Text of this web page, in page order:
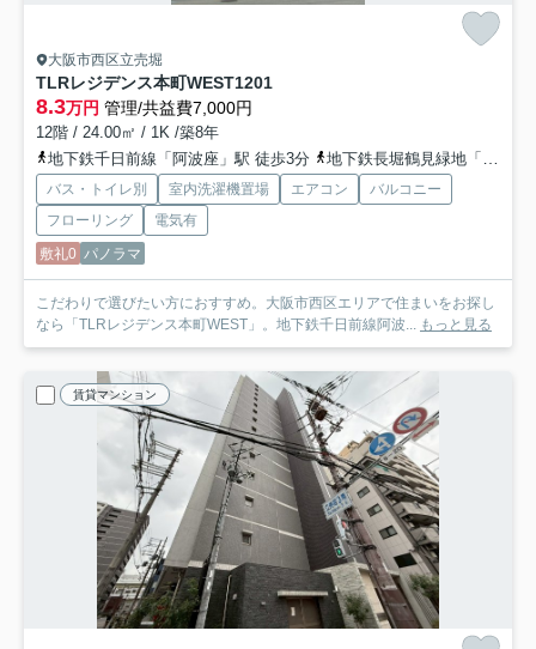
大阪市西区立売堀
TLRレジデンス本町WEST1201
8.3万円 管理/共益費7,000円
12階 / 24.00㎡ / 1K /築8年
地下鉄千日前線「阿波座」駅 徒歩3分
地下鉄長堀鶴見緑地「西長堀」駅 徒歩5分
バス・トイレ別 室内洗濯機置場 エアコン
バルコニー
フローリング
電気有
敷礼0 パノラマ
こだわりで選びたい方におすすめ。大阪市西区エリアで住まいをお探し
なら「TLRレジデンス本町WEST」。地下鉄千日前線阿波... もっと見る
賃貸マンション